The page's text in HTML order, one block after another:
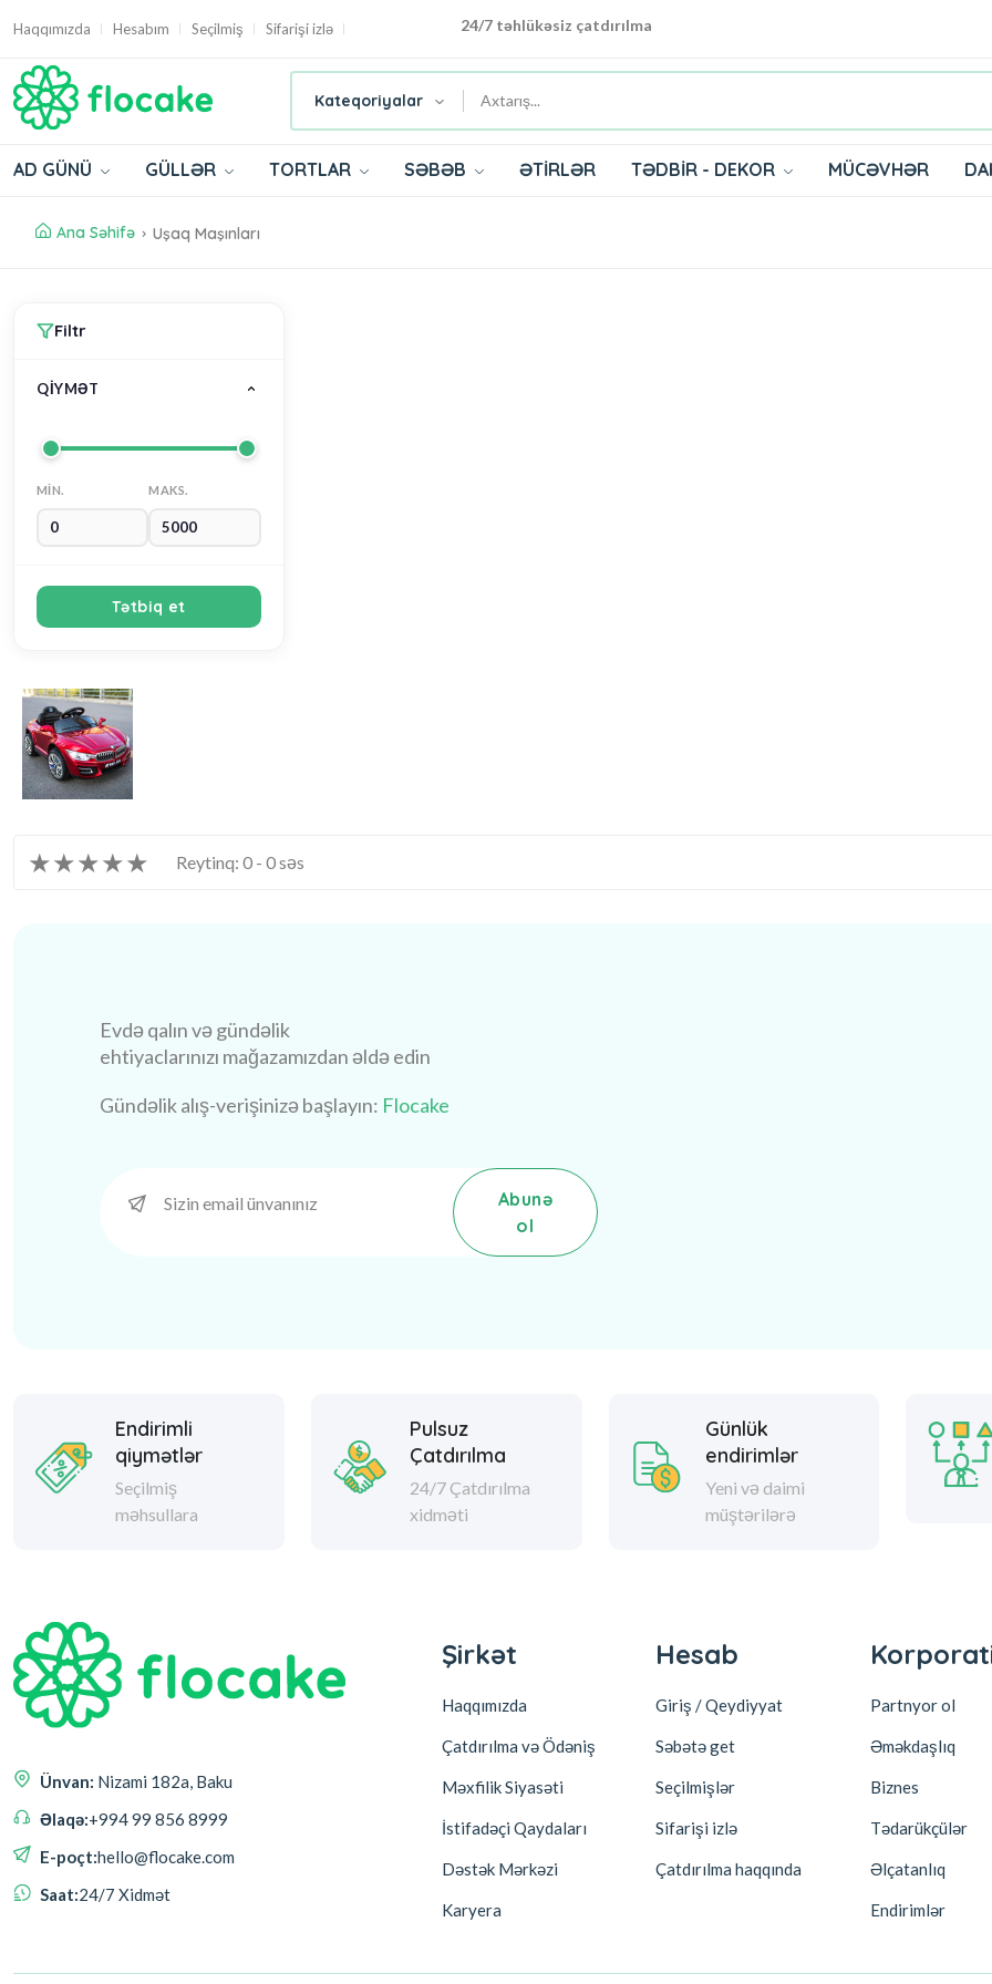
Haqqımızda Hesabım Seçilmiş Sifarişi izlə 24/7 təhlükəsiz çatdırılma
Kateqoriyalar
AD GÜNÜ GÜLLƏR TORTLAR SƏBƏB ƏTİRLƏR TƏDBİR - DEKOR MÜCƏVHƏR
Ana Səhifə Uşaq Maşınları
Filtr
QIYMƏT
MIN. MAKS.
Tətbiq et
★★★★★ Reytinq: 0 - 0 səs
Evdə qalın və gündəlik
ehtiyaclarınızı mağazamızdan əldə edin
Gündəlik alış-verişinizə başlayın: Flocake
Abunə
ol
Endirimli
qiymətlər
Pulsuz
müştərilərə
Ünvan:Nizami 182a, Baku
E-poçt:hello@flocake.com
Şirkət
Haqqımızda
Çatdırılma və Ödəniş
Məxfilik Siyasəti
İstifadəçi Qaydaları
Dəstək Mərkəzi
Karyera
Hesab
Giriş / Qeydiyyat
Səbətə get
Seçilmişlər
Sifarişi izlə
Çatdırılma haqqında